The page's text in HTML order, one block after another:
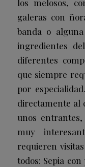
los melosos,
galeras con
banda o
ingredientes
diferentes
que siempre
por
directamente al
unos
muy
requieren
todos: Sepia